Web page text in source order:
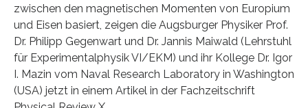
zwischen den magnetischen Momenten von Europium
und Eisen basiert, zeigen die Augsburger Physiker Prof.
Dr. Philipp Gegenwart und Dr. Jannis Maiwald (Lehrstuhl
für Experimentalphysik VI/EKM) und ihr Kollege Dr. Igor
I. Mazin vom Naval Research Laboratory in Washington
(USA) jetzt in einem Artikel in der Fachzeitschrift